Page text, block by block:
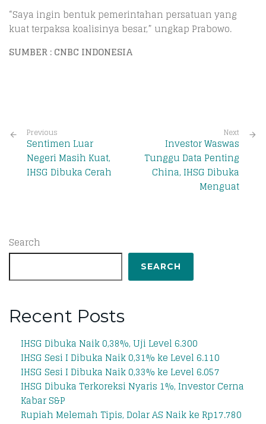
“Saya ingin bentuk pemerintahan persatuan yang
kuat terpaksa koalisinya besar,” ungkap Prabowo.
SUMBER : CNBC INDONESIA
Previous
Sentimen Luar
Negeri Masih Kuat,
IHSG Dibuka Cerah
Next
Investor Waswas
Tunggu Data Penting
China, IHSG Dibuka
Menguat
Search
SEARCH
Recent Posts
IHSG Dibuka Naik 0,38%, Uji Level 6.300
IHSG Sesi I Dibuka Naik 0,31% ke Level 6.110
IHSG Sesi I Dibuka Naik 0,33% ke Level 6.057
IHSG Dibuka Terkoreksi Nyaris 1%, Investor Cerna
Kabar S&P
Rupiah Melemah Tipis, Dolar AS Naik ke Rp17.780